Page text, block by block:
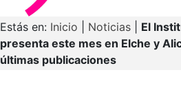
Estás en: Inicio Noticias
El
presenta este mes en Elche y
últimas publicaciones